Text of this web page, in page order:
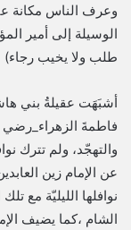
وعرف الناس مكانة
الوسيلة إلى أمير
طلب ولا يخيب رجاء)
أشبَهَت عقيلةُ بني
فاطمةَ الزهراء_رضي
والتهجّد، ولم تترك
عن الإمام زين
نوافلها الليليّة مع
الشام ،كما يضيف